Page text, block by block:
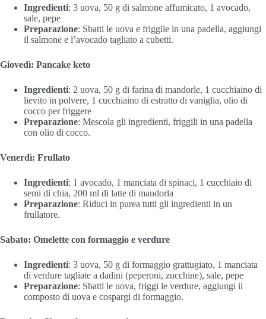
Ingredienti: 3 uova, 50 g di salmone affumicato, 1 avocado,
sale, pepe
Preparazione: Sbatti le uova e friggile in una padella, aggiungi
il salmone e l’avocado tagliato a cubetti.
Giovedì: Pancake keto
Ingredienti: 2 uova, 50 g di farina di mandorle, 1 cucchiaino di
lievito in polvere, 1 cucchiaino di estratto di vaniglia, olio di
cocco per friggere
Preparazione: Mescola gli ingredienti, friggili in una padella
con olio di cocco.
Venerdì: Frullato
Ingredienti: 1 avocado, 1 manciata di spinaci, 1 cucchiaio di
semi di chia, 200 ml di latte di mandorla
Preparazione: Riduci in purea tutti gli ingredienti in un
frullatore.
Sabato: Omelette con formaggio e verdure
Ingredienti: 3 uova, 50 g di formaggio grattugiato, 1 manciata
di verdure tagliate a dadini (peperoni, zucchine), sale, pepe
Preparazione: Sbatti le uova, friggi le verdure, aggiungi il
composto di uova e cospargi di formaggio.